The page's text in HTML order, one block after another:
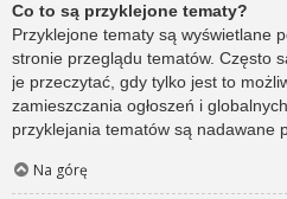
Co to są przyklejone tematy?
Przyklejone tematy są wyświetlane
stronie przeglądu tematów. Często
je przeczytać, gdy tylko jest to
zamieszczania ogłoszeń i
przyklejania tematów są nadawane
Na górę